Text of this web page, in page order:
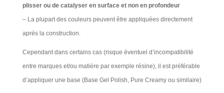
plisser ou de catalyser en surface et non en profondeur
– La plupart des couleurs peuvent être appliquées directement
après la construction.
Cependant dans certains cas (risque éventuel d’incompatibilité
entre marques et/ou matière par exemple résine), il est préférable
d’appliquer une base (Base Gel Polish, Pure Creamy ou similaire)